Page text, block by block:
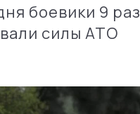
боевики 9 раз
силы АТО